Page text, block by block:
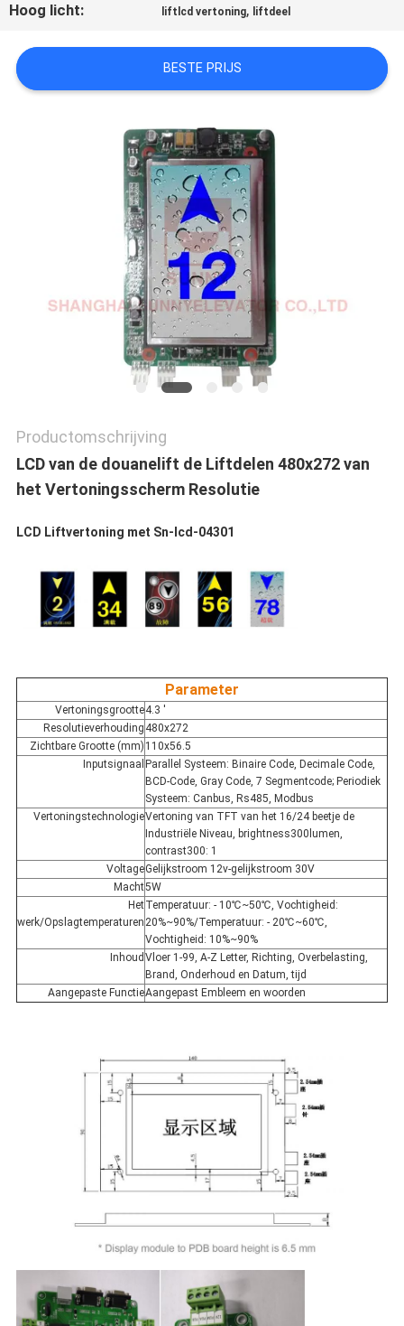
GEVALLEN
SITEMAP
Hoog licht: liftlcd vertoning, liftdeel
BESTE PRIJS
Productomschrijving
LCD van de douanelift de Liftdelen 480x272 van
het Vertoningsscherm Resolutie
LCD Liftvertoning met Sn-lcd-04301
Parameter
Vertoningsgrootte4.3 '
Resolutieverhouding 480x272
Zichtbare Grootte (mm) 110x56.5
Inputsignaal Parallel Systeem: Binaire Code, Decimale Code,
BCD-Code, Gray Code, 7 Segmentcode; Periodiek
Systeem: Canbus, Rs485, Modbus
VertoningstechnologieVertoning van TFT van het 16/24 beetje de
Industriële Niveau, brightness300lumen,
contrast300: 1
VoltageGelijkstroom 12v-gelijkstroom 30V
Macht5W
Het
werk/Opslagtemperaturen
Temperatuur: - 10℃~50℃, Vochtigheid:
20%~90%/Temperatuur: - 20℃~60℃,
Vochtigheid: 10%~90%
Inhoud Vloer 1-99, A-Z Letter, Richting, Overbelasting,
Brand, Onderhoud en Datum, tijd
Aangepaste FunctieAangepast Embleem en woorden